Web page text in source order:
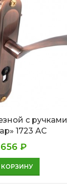
с ручками
1723 АС
656₽
КОРЗИНУ